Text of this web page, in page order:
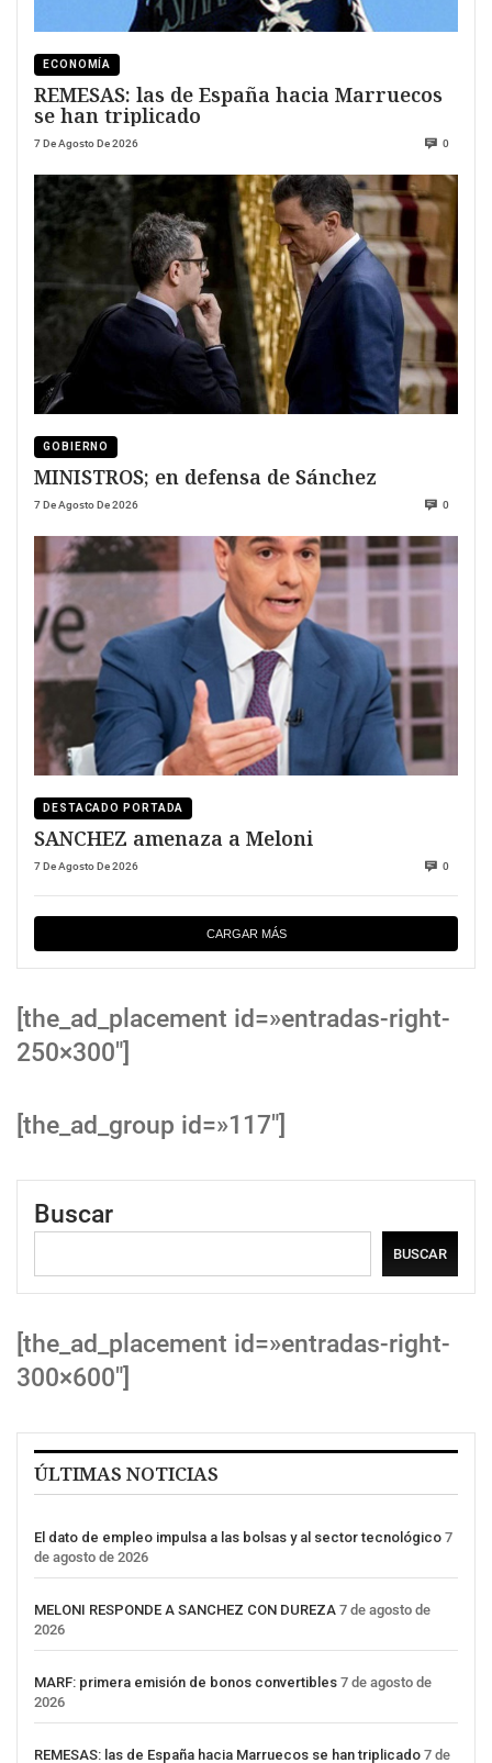
ECONOMÍA
REMESAS: las de España hacia Marruecos
se han triplicado
7 De Agosto De 2026 0
GOBIERNO
MINISTROS; en defensa de Sánchez
7 De Agosto De 2026 0
DESTACADO PORTADA
SANCHEZ amenaza a Meloni
7 De Agosto De 2026 0
CARGAR MÁS
[the_ad_placement id=»entradas-right-
250×300″]
[the_ad_group id=»117″]
Buscar
BUSCAR
[the_ad_placement id=»entradas-right-
300×600″]
ÚLTIMAS NOTICIAS
El dato de empleo impulsa a las bolsas y al sector tecnológico 7
de agosto de 2026
MELONI RESPONDE A SANCHEZ CON DUREZA 7 de agosto de
2026
MARF: primera emisión de bonos convertibles 7 de agosto de
2026
REMESAS: las de España hacia Marruecos se han triplicado 7 de